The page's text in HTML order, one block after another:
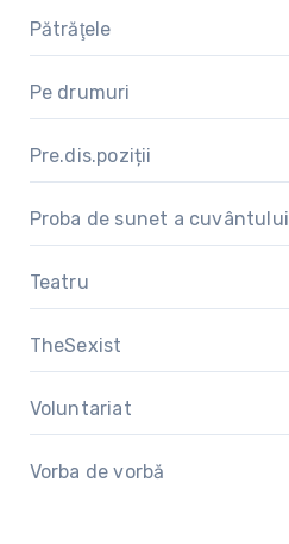
Pătrăţele
Pe drumuri
Pre.dis.poziții
Proba de sunet a cuvântului
Teatru
TheSexist
Voluntariat
Vorba de vorbă